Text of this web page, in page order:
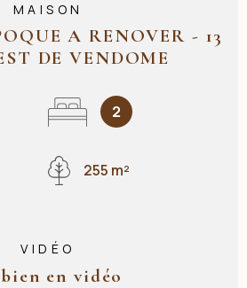
MAISON
A RENOVER - 13
DE VENDOME
2
255 m²
VIDÉO
en vidéo